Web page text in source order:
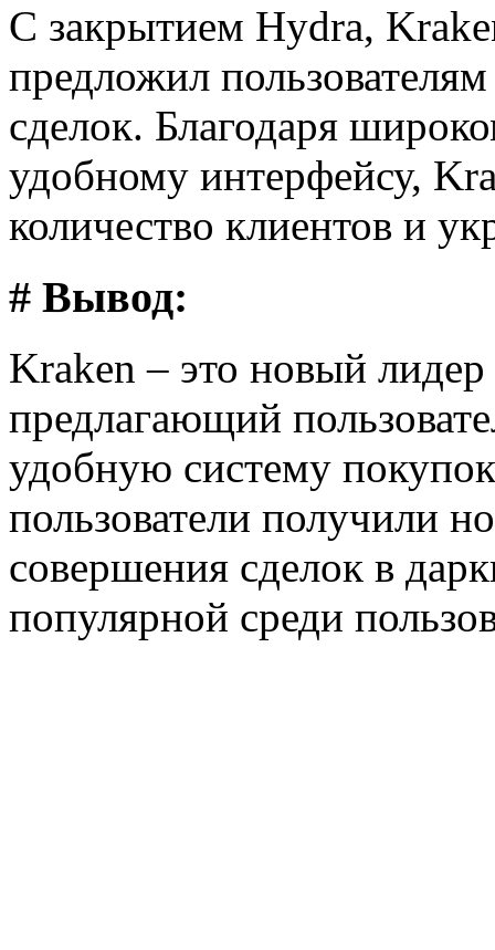
С закрытием Hydra,
предложил
сделок. Благодаря
удобному интерфейсу,
количество клиентов и
# Вывод:
Kraken – это новый
предлагающий
удобную систему
пользователи получили
совершения сделок в
популярной среди